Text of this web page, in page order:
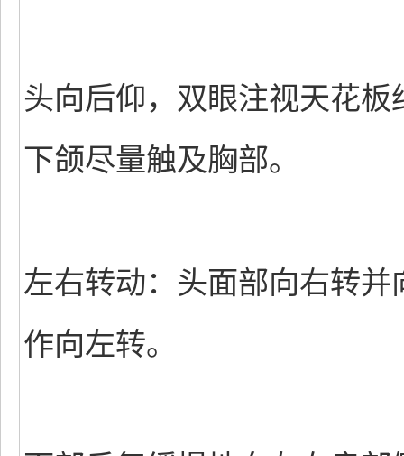
头向后仰，双眼注视天花
下颌尽量触及胸部。
左右转动：头面部向右转
作向左转。